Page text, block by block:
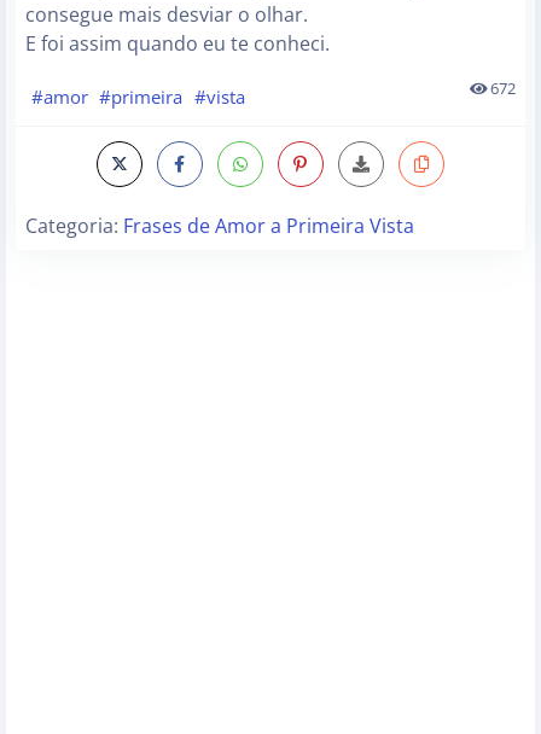
consegue mais desviar o olhar.
E foi assim quando eu te conheci.
#amor #primeira #vista 672
Categoria: Frases de Amor a Primeira Vista